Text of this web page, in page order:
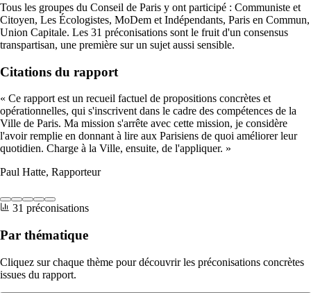
Tous les groupes du Conseil de Paris y ont participé : Communiste et
Citoyen, Les Écologistes, MoDem et Indépendants, Paris en Commun,
Union Capitale. Les 31 préconisations sont le fruit d'un consensus
transpartisan, une première sur un sujet aussi sensible.
Citations du rapport
« Ce rapport est un recueil factuel de propositions concrètes et
opérationnelles, qui s'inscrivent dans le cadre des compétences de la
Ville de Paris. Ma mission s'arrête avec cette mission, je considère
l'avoir remplie en donnant à lire aux Parisiens de quoi améliorer leur
quotidien. Charge à la Ville, ensuite, de l'appliquer. »
Paul Hatte, Rapporteur
31 préconisations
Par thématique
Cliquez sur chaque thème pour découvrir les préconisations concrètes
issues du rapport.